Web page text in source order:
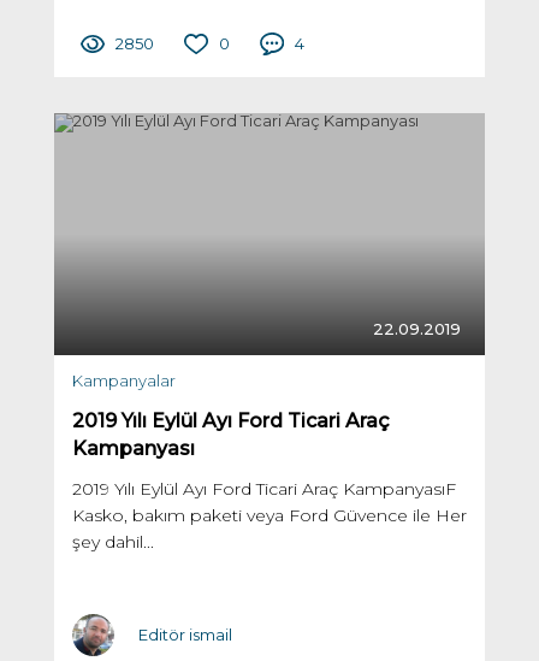
2850 0 4
22.09.2019
Kampanyalar
2019 Yılı Eylül Ayı Ford Ticari Araç
Kampanyası
2019 Yılı Eylül Ayı Ford Ticari Araç KampanyasıF
Kasko, bakım paketi veya Ford Güvence ile Her
şey dahil...
Editör ismail